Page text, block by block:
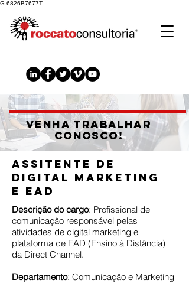
G-6826B7677T
venha trabalhar
conosco!
Assitente de
digital marketing
e EAD
Descrição do cargo: Profissional de
comunicação responsável pelas
atividades de digital marketing e
plataforma de EAD (Ensino à Distância)
da Direct Channel.
Departamento: Comunicação e Marketing